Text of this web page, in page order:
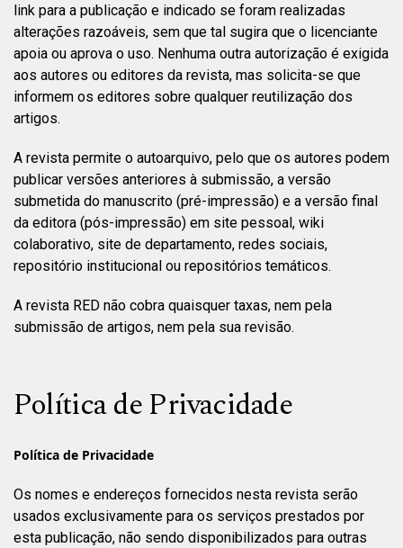
link para a publicação e indicado se foram realizadas
alterações razoáveis, sem que tal sugira que o licenciante
apoia ou aprova o uso. Nenhuma outra autorização é exigida
aos autores ou editores da revista, mas solicita-se que
informem os editores sobre qualquer reutilização dos
artigos.
A revista permite o autoarquivo, pelo que os autores podem
publicar versões anteriores à submissão, a versão
submetida do manuscrito (pré-impressão) e a versão final
da editora (pós-impressão) em site pessoal, wiki
colaborativo, site de departamento, redes sociais,
repositório institucional ou repositórios temáticos.
A revista RED não cobra quaisquer taxas, nem pela
submissão de artigos, nem pela sua revisão.
Política de Privacidade
Política de Privacidade
Os nomes e endereços fornecidos nesta revista serão
usados exclusivamente para os serviços prestados por
esta publicação, não sendo disponibilizados para outras